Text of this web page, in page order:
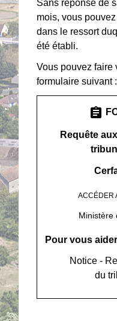
Sans réponse de
mois, vous
dans le ressort
été établi.
Vous pouvez faire
formulaire suivant :
assignment
Requête
ACCÉDER
Ministère
Pour vous
Notice -
du